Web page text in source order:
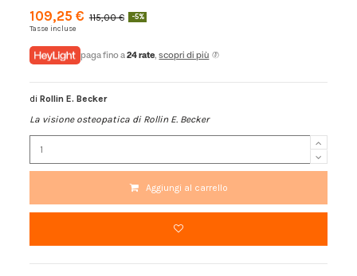
109,25 € 115,00 € -5%
Tasse incluse
paga fino a24 rate,scopri di più
di Rollin E. Becker
La visione osteopatica di Rollin E. Becker
Aggiungi al carrello